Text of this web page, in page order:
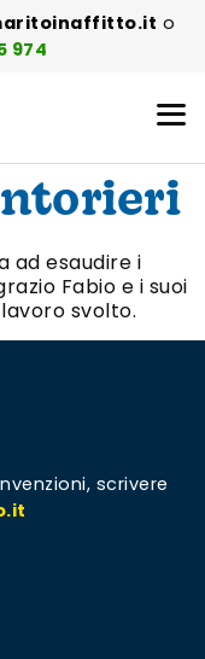
o
974
ad esaudire i
Fabio e i suoi
svolto.
scrivere